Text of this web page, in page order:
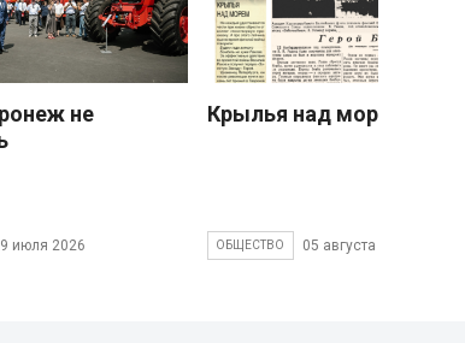
не
июля 2026
Крылья над морем
ОБЩЕСТВО 05 августа 2026